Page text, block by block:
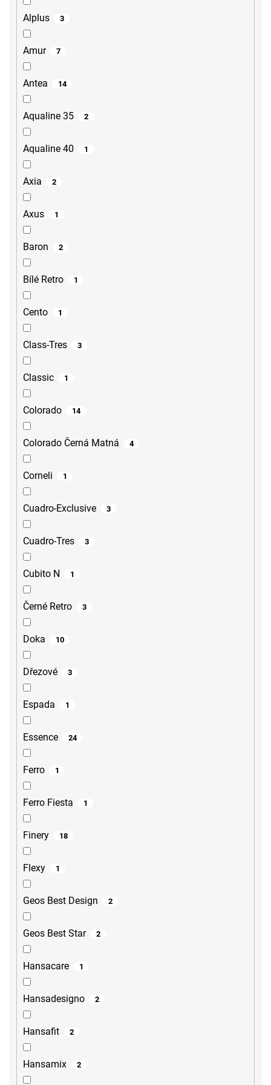
Alplus 3
Amur 7
Antea 14
Aqualine 35 2
Aqualine 40 1
Axia 2
Axus 1
Baron 2
Bílé Retro 1
Cento 1
Class-Tres 3
Classic 1
Colorado 14
Colorado Černá Matná 4
Corneli 1
Cuadro-Exclusive 3
Cuadro-Tres 3
Cubito N 1
Černé Retro 3
Doka 10
Dřezové 3
Espada 1
Essence 24
Ferro 1
Ferro Fiesta 1
Finery 18
Flexy 1
Geos Best Design 2
Geos Best Star 2
Hansacare 1
Hansadesigno 2
Hansafit 2
Hansamix 2